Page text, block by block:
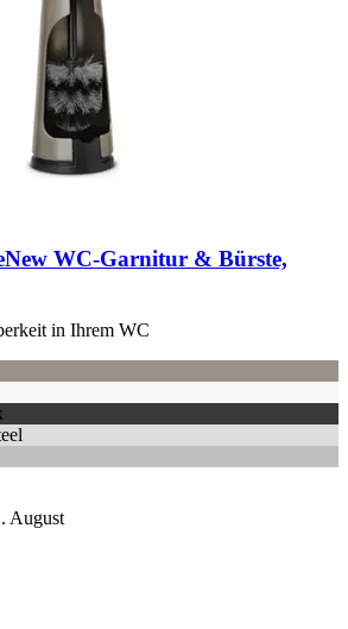
WC-​Garnitur & Bürste,
in Ihrem WC
August